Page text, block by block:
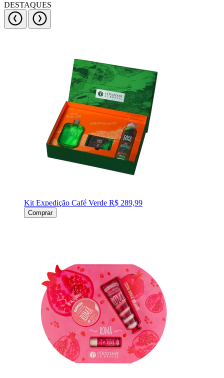
DESTAQUES
Kit Expedição Café Verde R$ 289,99
Comprar